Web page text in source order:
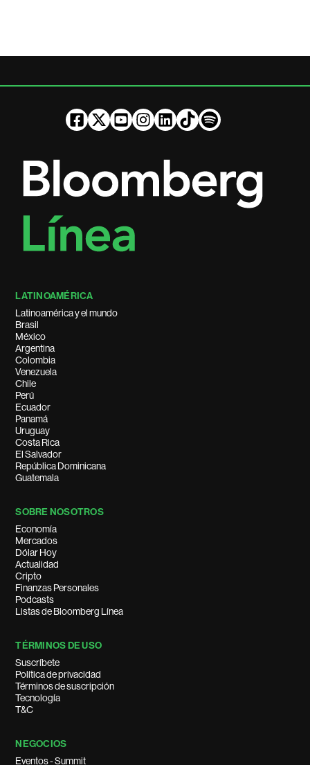
LATINOAMÉRICA
Latinoamérica y el mundo
Brasil
México
Argentina
Colombia
Venezuela
Chile
Perú
Ecuador
Panamá
Uruguay
Costa Rica
El Salvador
República Dominicana
Guatemala
SOBRE NOSOTROS
Economía
Mercados
Dólar Hoy
Actualidad
Cripto
Finanzas Personales
Podcasts
Listas de Bloomberg Línea
TÉRMINOS DE USO
Suscríbete
Política de privacidad
Términos de suscripción
Tecnología
T&C
NEGOCIOS
Eventos - Summit